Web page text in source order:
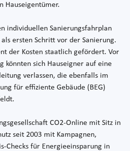
Hauseigentümer.
individuellen Sanierungsfahrplan
ersten Schritt vor der Sanierung.
der Kosten staatlich gefördert. Vor
könnten sich Hauseigner auf eine
verlassen, die ebenfalls im
für effiziente Gebäude (BEG)
CO2-Online mit Sitz in
seit 2003 mit Kampagnen,
Checks für Energieeinsparung in